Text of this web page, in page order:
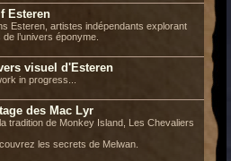
Esteren
Esteren, artistes indépendants explorant
l’univers éponyme.
visuel d'Esteren
in progress...
des Mac Lyr
tradition de Monkey Island, Les Chevaliers
les secrets de Melwan.